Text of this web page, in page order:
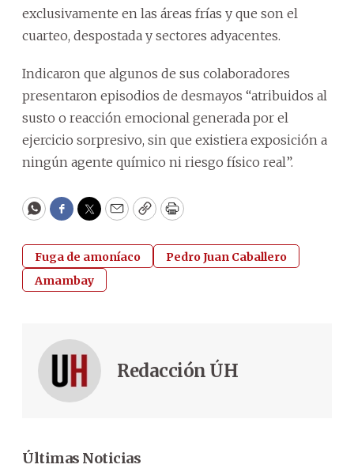
exclusivamente en las áreas frías y que son el
cuarteo, despostada y sectores adyacentes.
Indicaron que algunos de sus colaboradores
presentaron episodios de desmayos “atribuidos al
susto o reacción emocional generada por el
ejercicio sorpresivo, sin que existiera exposición a
ningún agente químico ni riesgo físico real”.
WhatsApp
Facebook
Twitter
EmailCopyPrint
Fuga de amoníaco
Pedro Juan Caballero
Amambay
Redacción ÚH
Últimas Noticias